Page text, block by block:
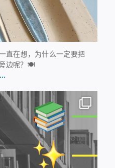
直在想，为什么一定要把
边呢？🍽️
...
20日
0